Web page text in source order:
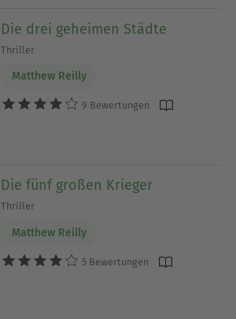
Die drei geheimen Städte
Thriller
Matthew Reilly
9 Bewertungen
Die fünf großen Krieger
Thriller
Matthew Reilly
5 Bewertungen